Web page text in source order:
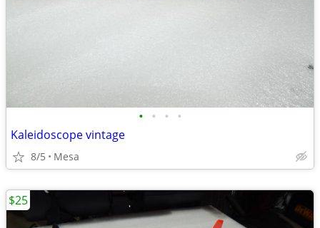
• • • •
Kaleidoscope vintage
8/5 Mesa
$25